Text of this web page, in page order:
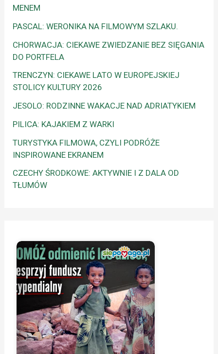
MENEM
PASCAL: WERONIKA NA FILMOWYM SZLAKU.
CHORWACJA: CIEKAWE ZWIEDZANIE BEZ SIĘGANIA
DO PORTFELA
TRENCZYN: CIEKAWE LATO W EUROPEJSKIEJ
STOLICY KULTURY 2026
JESOLO: RODZINNE WAKACJE NAD ADRIATYKIEM
PILICA: KAJAKIEM Z WARKI
TURYSTYKA FILMOWA, CZYLI PODRÓŻE
INSPIROWANE EKRANEM
CZECHY ŚRODKOWE: AKTYWNIE I Z DALA OD
TŁUMÓW